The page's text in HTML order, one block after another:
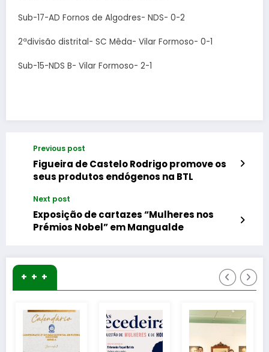
Sub-17-AD Fornos de Algodres- NDS- 0-2
2ªdivisão distrital- SC Mêda- Vilar Formoso- 0-1
Sub-15-NDS B- Vilar Formoso- 2-1
Previous post
Figueira de Castelo Rodrigo promove os
seus produtos endógenos na BTL
Next post
Exposição de cartazes “Mulheres nos
Prémios Nobel” em Mangualde
+ + +